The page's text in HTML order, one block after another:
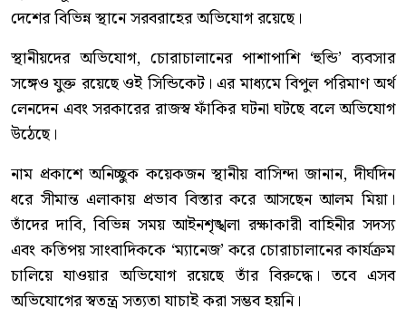
দেশের বিভিন্ন স্থানে সরবরাহের অভিযোগ রয়েছে।
স্থানীয়দের অভিযোগ, চোরাচালানের পাশাপাশি ‘হুন্ডি’ ব্যবসার
সঙ্গেও যুক্ত রয়েছে ওই সিন্ডিকেট। এর মাধ্যমে বিপুল পরিমাণ অর্থ
লেনদেন এবং সরকারের রাজস্ব ফাঁকির ঘটনা ঘটছে বলে অভিযোগ
উঠেছে।
নাম প্রকাশে অনিচ্ছুক কয়েকজন স্থানীয় বাসিন্দা জানান, দীর্ঘদিন
ধরে সীমান্ত এলাকায় প্রভাব বিস্তার করে আসছেন আলম মিয়া।
তাঁদের দাবি, বিভিন্ন সময় আইনশৃঙ্খলা রক্ষাকারী বাহিনীর সদস্য
এবং কতিপয় সাংবাদিককে ‘ম্যানেজ’ করে চোরাচালানের কার্যক্রম
চালিয়ে যাওয়ার অভিযোগ রয়েছে তাঁর বিরুদ্ধে। তবে এসব
অভিযোগের স্বতন্ত্র সত্যতা যাচাই করা সম্ভব হয়নি।